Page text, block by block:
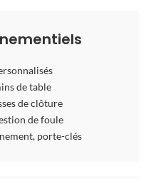
de table
de clôture
de foule
porte-clés